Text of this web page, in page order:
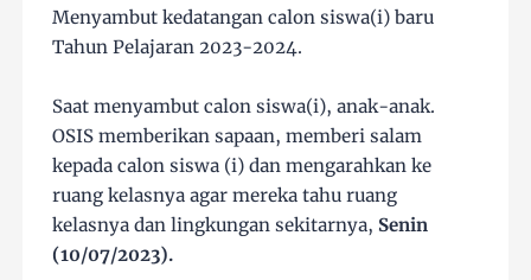
Menyambut kedatangan calon siswa(i) baru
Tahun Pelajaran 2023-2024.
Saat menyambut calon siswa(i), anak-anak.
OSIS memberikan sapaan, memberi salam
kepada calon siswa (i) dan mengarahkan ke
ruang kelasnya agar mereka tahu ruang
kelasnya dan lingkungan sekitarnya, Senin
(10/07/2023).